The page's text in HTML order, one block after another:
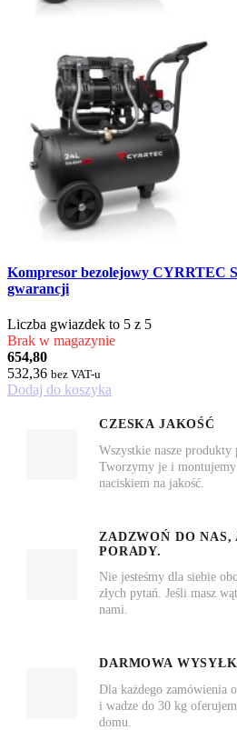
Kompresor bezolejowy CYRRTEC
gwarancji
Liczba gwiazdek to 5 z 5
Brak w magazynie
654,80
532,36 bez VAT-u
Dodaj do koszyka
CZESKA JAKOŚĆ
Wszystkie nasze produkty
Tworzymy je i montujemy
naciskiem na jakość.
ZADZWOŃ DO
PORADY.
Nie jesteśmy dla siebie
złych pytań. Jeśli masz
nami.
DARMOWA
Dla każdego zamówienia
i wadze do 30 kg
domu.